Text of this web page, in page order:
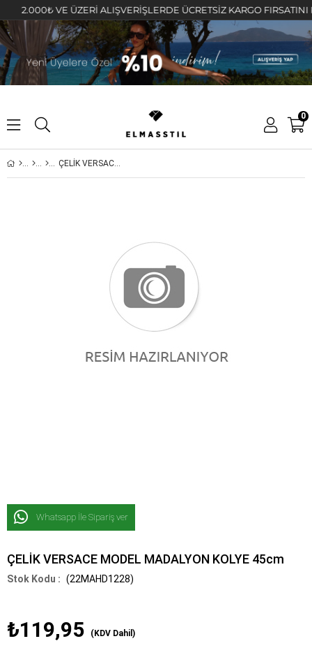
VE ÜZERİ ALIŞVERİŞLERDE ÜCRETSİZ KARGO FIRSATINI
0
ÇELİK VERSACE MODEL MADALYON KOLYE 45cm
Whatsapp İle Sipariş ver
ÇELİK VERSACE MODEL MADALYON KOLYE 45cm
(22MAHD1228)
₺119,95 (KDV Dahil)